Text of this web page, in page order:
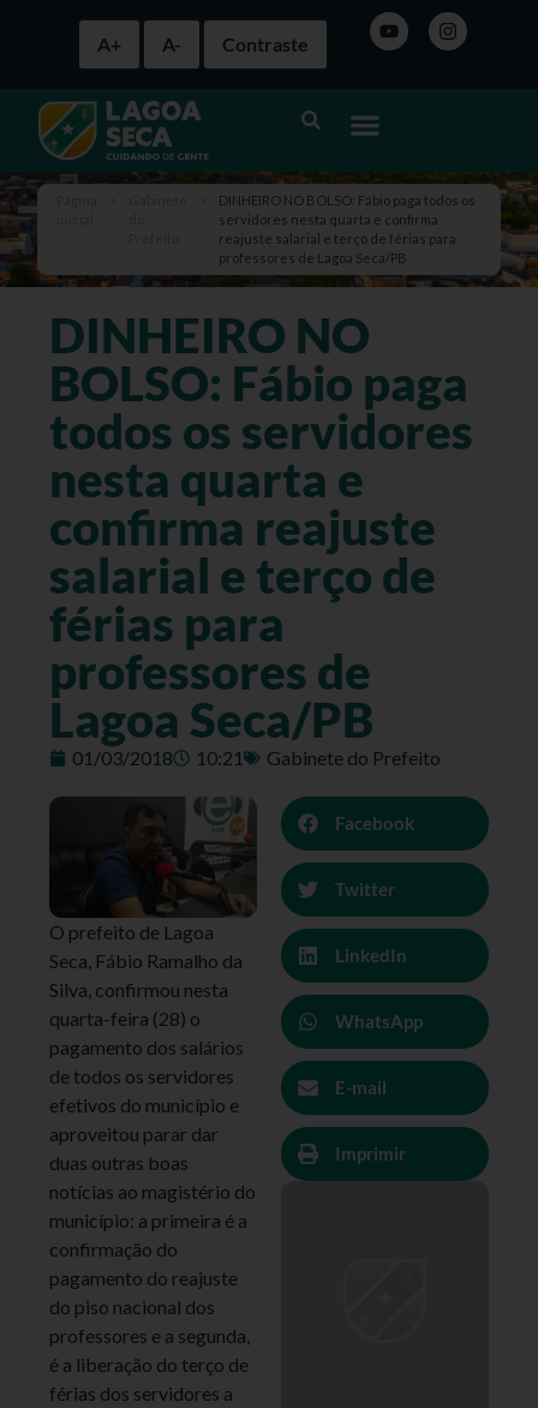
A+ A- Contraste
DINHEIRO NO BOLSO: Fábio paga todos os
servidores nesta quarta e confirma
reajuste salarial e terço de férias para
professores de Lagoa Seca/PB
DINHEIRO NO
BOLSO: Fábio paga
todos os servidores
nesta quarta e
confirma reajuste
salarial e terço de
férias para
professores de
Lagoa Seca/PB
01/03/2018 10:21 Gabinete do Prefeito
O prefeito de Lagoa
Seca, Fábio Ramalho da
Silva, confirmou nesta
quarta-feira (28) o
pagamento dos salários
de todos os servidores
efetivos do município e
aproveitou parar dar
duas outras boas
notícias ao magistério do
município: a primeira é a
confirmação do
pagamento do reajuste
do piso nacional dos
professores e a segunda,
é a liberação do terço de
férias dos servidores a
Facebook
Twitter
LinkedIn
WhatsApp
E-mail
Imprimir